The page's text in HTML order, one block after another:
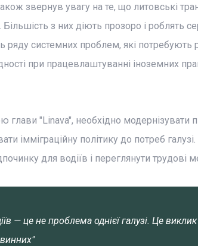
звернув увагу на те, що литовські
Більшість з них діють прозоро і роблять
ряду системних проблем, які потребують
при працевлаштуванні іноземних
глави "Linava", необхідно модернізувати
імміграційну політику до потреб
для водіїв і переглянути
— це не проблема однієї галузі. Це